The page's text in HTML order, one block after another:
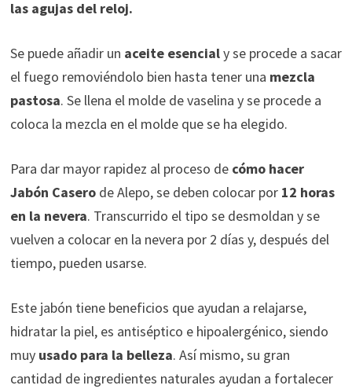
las agujas del reloj.
Se puede añadir un aceite esencialy se procede a sacar
el fuego removiéndolo bien hasta tener una mezcla
pastosa. Se llena el molde de vaselina y se procede a
coloca la mezcla en el molde que se ha elegido.
Para dar mayor rapidez al proceso de cómo hacer
Jabón Caserode Alepo, se deben colocar por 12 horas
en la nevera. Transcurrido el tipo se desmoldan y se
vuelven a colocar en la nevera por 2 días y, después del
tiempo, pueden usarse.
Este jabón tiene beneficios que ayudan a relajarse,
hidratar la piel, es antiséptico e hipoalergénico, siendo
muy usado para la belleza. Así mismo, su gran
cantidad de ingredientes naturales ayudan a fortalecer